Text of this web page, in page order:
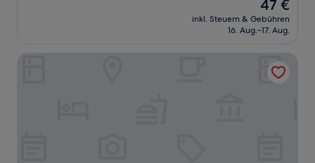
Bewertung)
Preis
beträgt
47 €
inkl. Steuern & Gebühren
16. Aug.–17. Aug.